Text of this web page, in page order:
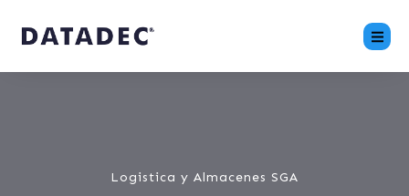
Logistica y Almacenes SGA